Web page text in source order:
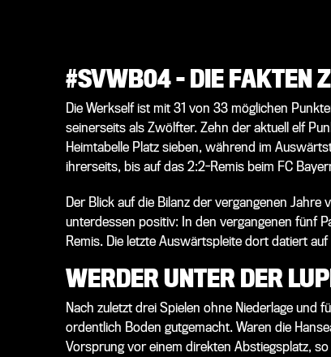
#SVWB04 – DIE FAKTEN
Die Werkself ist mit 31 von 33 möglichen
seinerseits als Zwölfter. Zehn der aktuell elf
Heimtabelle Platz sieben, während im
ihrerseits, bis auf das 2:2-Remis beim FC
Der Blick auf die Bilanz der vergangenen
unterdessen positiv: In den vergangenen fünf
Remis. Die letzte Auswärtspleite dort datiert
WERDER UNTER DER
Nach zuletzt drei Spielen ohne Niederlage und
ordentlich Boden gutgemacht. Waren die
Vorsprung vor einem direkten Abstiegsplatz,